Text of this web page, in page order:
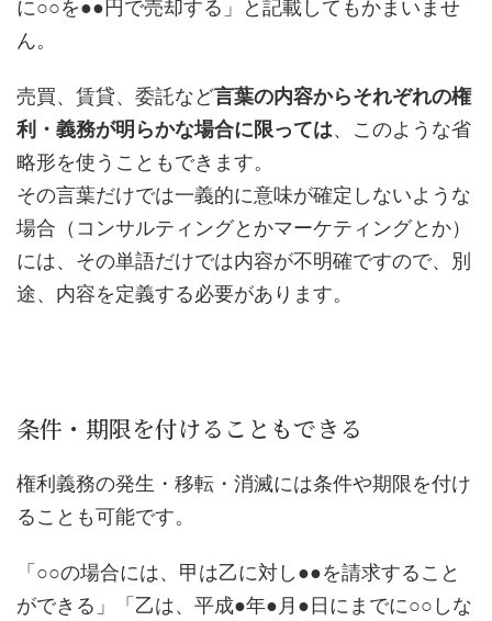
に○○を●●円で売却する」と記載してもかまいませ
ん。
売買、賃貸、委託など言葉の内容からそれぞれの権
利・義務が明らかな場合に限っては、このような省
略形を使うこともできます。
その言葉だけでは一義的に意味が確定しないような
場合（コンサルティングとかマーケティングとか）
には、その単語だけでは内容が不明確ですので、別
途、内容を定義する必要があります。
条件・期限を付けることもできる
権利義務の発生・移転・消滅には条件や期限を付け
ることも可能です。
「○○の場合には、甲は乙に対し●●を請求すること
ができる」「乙は、平成●年●月●日にまでに○○しな